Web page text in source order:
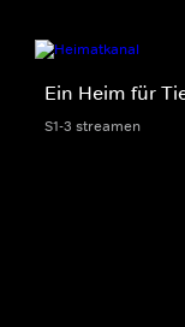
Ein Heim für
S1-3 streamen